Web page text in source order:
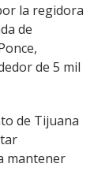
la regidora
de
de 5 mil
de Tijuana
mantener